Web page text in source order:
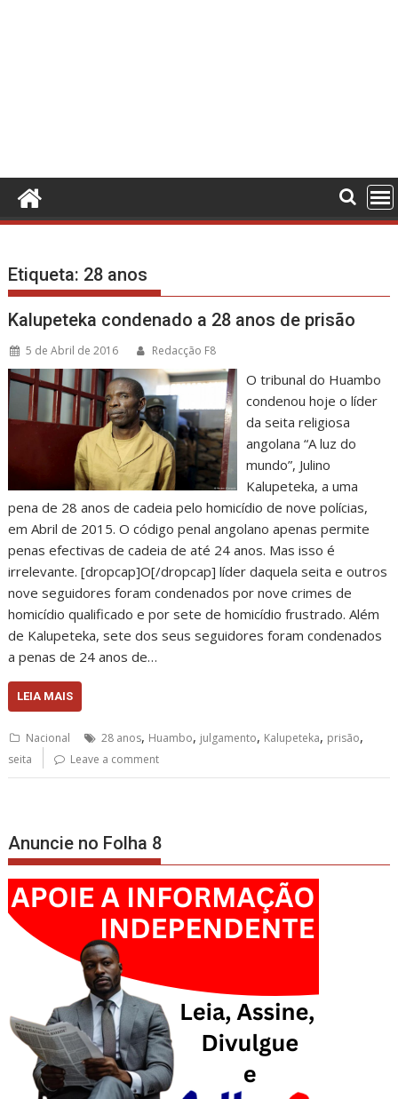
Etiqueta: 28 anos
Kalupeteka condenado a 28 anos de prisão
5 de Abril de 2016 Redacção F8
O tribunal do Huambo
condenou hoje o líder
da seita religiosa
angolana “A luz do
mundo”, Julino
Kalupeteka, a uma
pena de 28 anos de cadeia pelo homicídio de nove polícias,
em Abril de 2015. O código penal angolano apenas permite
penas efectivas de cadeia de até 24 anos. Mas isso é
irrelevante. [dropcap]O[/dropcap] líder daquela seita e outros
nove seguidores foram condenados por nove crimes de
homicídio qualificado e por sete de homicídio frustrado. Além
de Kalupeteka, sete dos seus seguidores foram condenados
a penas de 24 anos de…
LEIA MAIS
Nacional 28 anos, Huambo, julgamento, Kalupeteka, prisão,
seita Leave a comment
Anuncie no Folha 8